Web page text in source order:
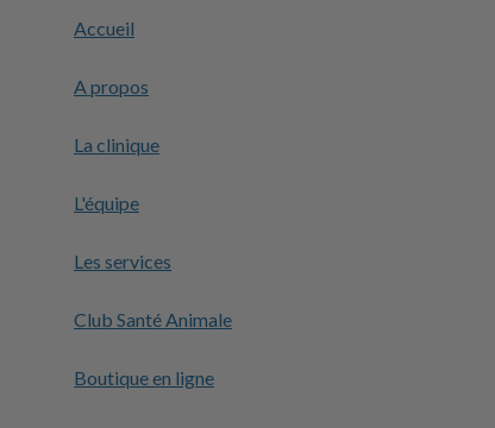
Accueil
A propos
La clinique
L'équipe
Les services
Club Santé Animale
Boutique en ligne